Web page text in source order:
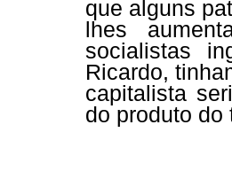
que alguns
lhes
socialistas
Ricardo,
capitalista
do produto